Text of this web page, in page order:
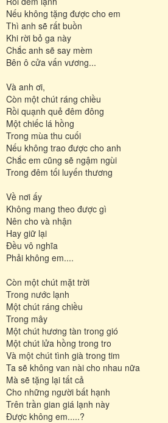
Nếu không tặng được cho em
Thì anh sẽ rất buồn
Khi rời bỏ ga này
Chắc anh sẽ say mèm
Bên ô cửa vấn vương...
Và anh ơi,
Còn một chút ráng chiều
Rồi quạnh quẻ đêm đông
Một chiếc lá hồng
Trong mùa thu cuối
Nếu không trao được cho anh
Chắc em cũng sẽ ngậm ngùi
Trong đêm tối luyến thương
Về nơi ấy
Không mang theo được gì
Nên cho và nhận
Hay giữ lại
Đều vô nghĩa
Phải không em....
Còn một chút mặt trời
Trong nước lạnh
Một chút ráng chiều
Trong mây
Một chút hương tàn trong gió
Một chút lửa hồng trong tro
Và một chút tình già trong tim
Ta sẽ không van nài cho nhau nữa
Mà sẽ tặng lại tất cả
Cho những người bất hạnh
Trên trần gian giá lạnh này
Được không em.....?